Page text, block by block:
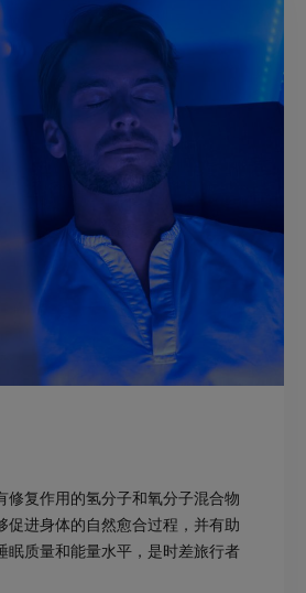
修复作用的氢分子和氧分子混合物
促进身体的自然愈合过程，并有助
眠质量和能量水平，是时差旅行者